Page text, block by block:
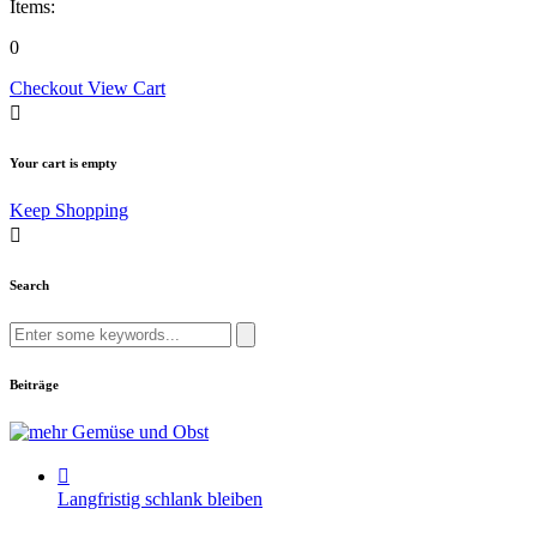
Items:
0
Checkout View Cart
Your cart is empty
Keep Shopping
Search
Search
for:
Beiträge
Langfristig schlank bleiben